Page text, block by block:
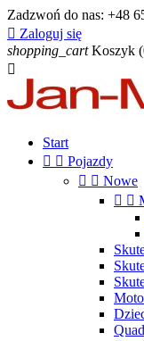
Zadzwoń do nas: +48
 Zaloguj się
shopping_cart Koszyk

Start
  Pojazdy
  Nowe
 